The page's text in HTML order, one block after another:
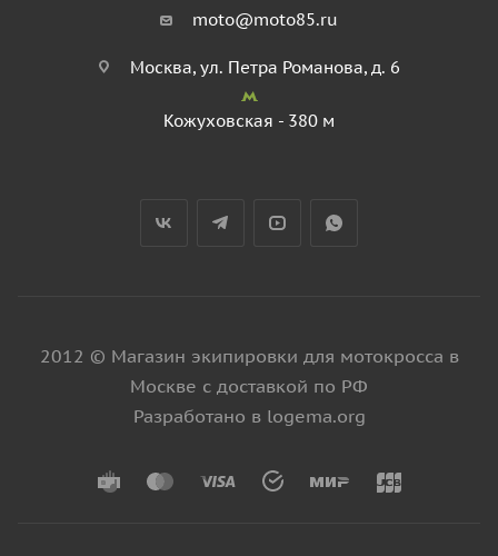
moto@moto85.ru
Москва, ул. Петра Романова, д. 6
Кожуховская - 380 м
2012 © Магазин экипировки для мотокросса в
Москве с доставкой по РФ
Разработано в logema.org